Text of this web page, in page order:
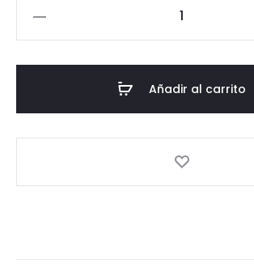
cantidad
Añadir al carrito